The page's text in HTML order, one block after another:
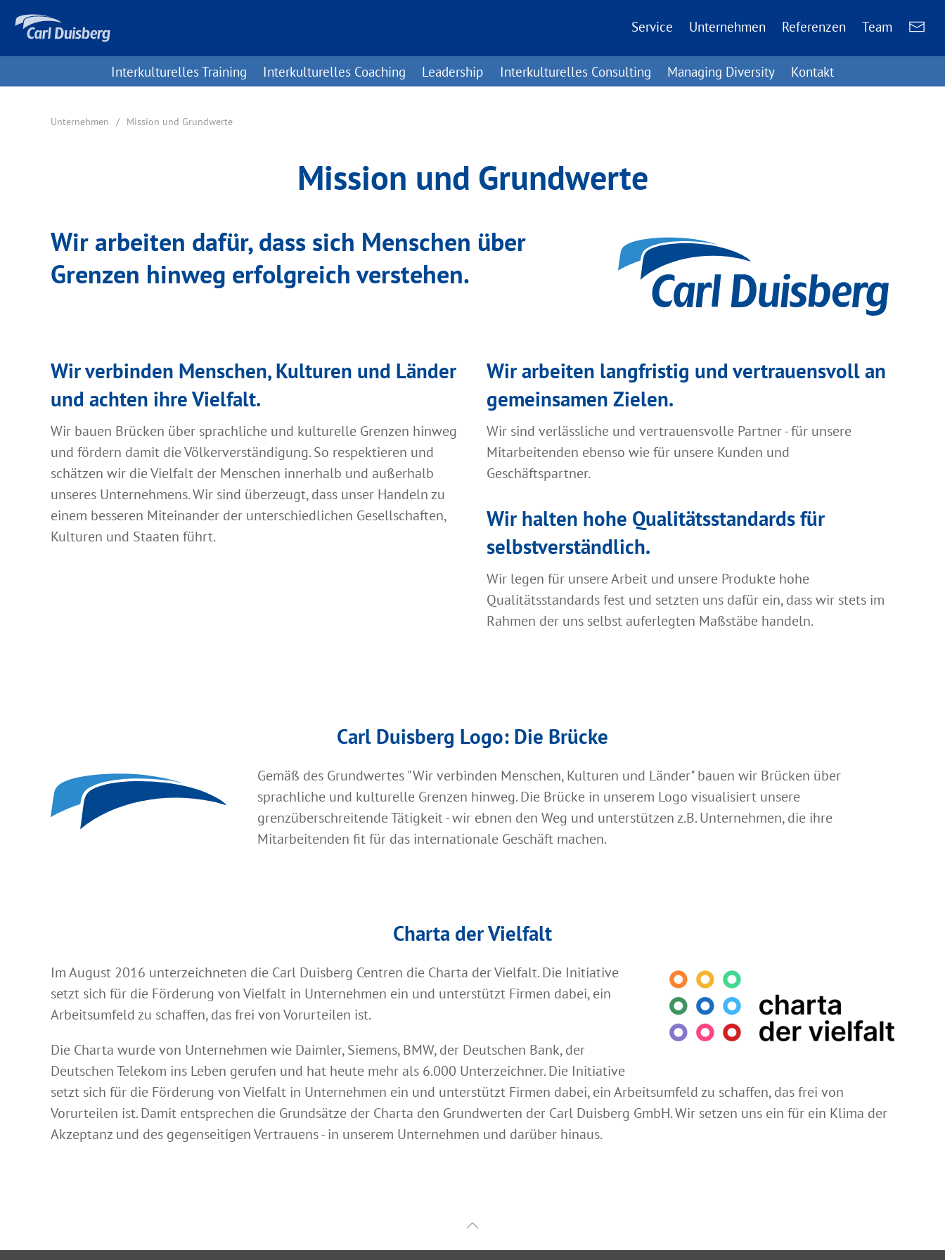
Service Unternehmen Referenzen Team
Interkulturelles Training Interkulturelles Coaching Leadership Interkulturelles Consulting Managing Diversity Kontakt
Unternehmen Mission und Grundwerte
Mission und Grundwerte
Wir arbeiten dafür, dass sich Menschen über
Grenzen hinweg erfolgreich verstehen.
Wir verbinden Menschen, Kulturen und Länder
und achten ihre Vielfalt.
Wir bauen Brücken über sprachliche und kulturelle Grenzen hinweg
und fördern damit die Völkerverständigung. So respektieren und
schätzen wir die Vielfalt der Menschen innerhalb und außerhalb
unseres Unternehmens. Wir sind überzeugt, dass unser Handeln zu
einem besseren Miteinander der unterschiedlichen Gesellschaften,
Kulturen und Staaten führt.
Wir arbeiten langfristig und vertrauensvoll an
gemeinsamen Zielen.
Wir sind verlässliche und vertrauensvolle Partner - für unsere
Mitarbeitenden ebenso wie für unsere Kunden und
Geschäftspartner.
Wir halten hohe Qualitätsstandards für
selbstverständlich.
Wir legen für unsere Arbeit und unsere Produkte hohe
Qualitätsstandards fest und setzten uns dafür ein, dass wir stets im
Rahmen der uns selbst auferlegten Maßstäbe handeln.
Carl Duisberg Logo: Die Brücke
Gemäß des Grundwertes "Wir verbinden Menschen, Kulturen und Länder" bauen wir Brücken über
sprachliche und kulturelle Grenzen hinweg. Die Brücke in unserem Logo visualisiert unsere
grenzüberschreitende Tätigkeit - wir ebnen den Weg und unterstützen z.B. Unternehmen, die ihre
Mitarbeitenden fit für das internationale Geschäft machen.
Charta der Vielfalt
Im August 2016 unterzeichneten die Carl Duisberg Centren die Charta der Vielfalt. Die Initiative
setzt sich für die Förderung von Vielfalt in Unternehmen ein und unterstützt Firmen dabei, ein
Arbeitsumfeld zu schaffen, das frei von Vorurteilen ist.
Die Charta wurde von Unternehmen wie Daimler, Siemens, BMW, der Deutschen Bank, der
Deutschen Telekom ins Leben gerufen und hat heute mehr als 6.000 Unterzeichner. Die Initiative
setzt sich für die Förderung von Vielfalt in Unternehmen ein und unterstützt Firmen dabei, ein Arbeitsumfeld zu schaffen, das frei von
Vorurteilen ist. Damit entsprechen die Grundsätze der Charta den Grundwerten der Carl Duisberg GmbH. Wir setzen uns ein für ein Klima der
Akzeptanz und des gegenseitigen Vertrauens - in unserem Unternehmen und darüber hinaus.